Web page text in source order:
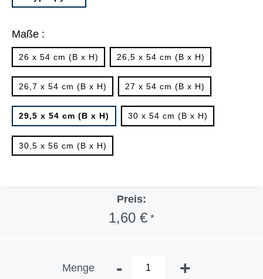
Maße :
26 x 54 cm (B x H) 26,5 x 54 cm (B x H)
26,7 x 54 cm (B x H) 27 x 54 cm (B x H)
29,5 x 54 cm (B x H) 30 x 54 cm (B x H)
30,5 x 56 cm (B x H)
Preis:
1,60 € *
Menge - +